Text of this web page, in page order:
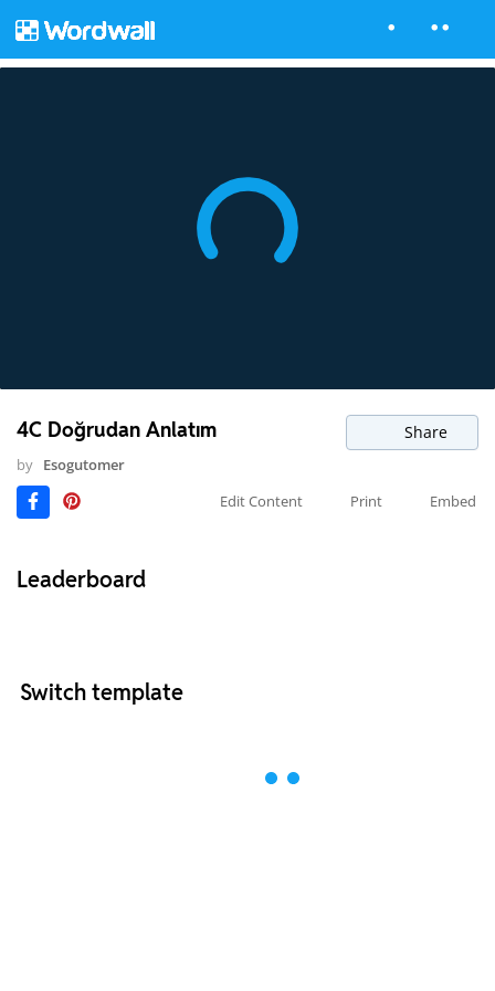
4C Doğrudan Anlatım Share
by Esogutomer
Edit Content
Print Embed
Leaderboard
Switch template